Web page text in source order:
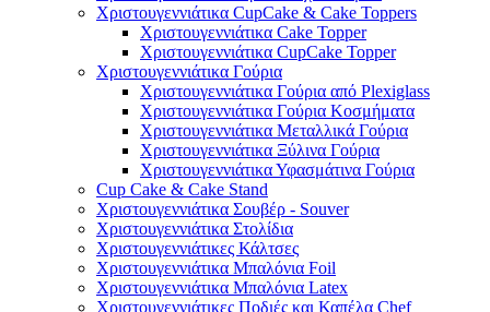
Χριστουγεννιάτικα CupCake & Cake Toppers
Χριστουγεννιάτικα Cake Topper
Χριστουγεννιάτικα CupCake Topper
Χριστουγεννιάτικα Γούρια
Χριστουγεννιάτικα Γούρια από Plexiglass
Χριστουγεννιάτικα Γούρια Κοσμήματα
Χριστουγεννιάτικα Μεταλλικά Γούρια
Χριστουγεννιάτικα Ξύλινα Γούρια
Χριστουγεννιάτικα Υφασμάτινα Γούρια
Cup Cake & Cake Stand
Χριστουγεννιάτικα Σουβέρ - Souver
Χριστουγεννιάτικα Στολίδια
Χριστουγεννιάτικες Κάλτσες
Χριστουγεννιάτικα Μπαλόνια Foil
Χριστουγεννιάτικα Μπαλόνια Latex
Χριστουγεννιάτικες Ποδιές και Καπέλα Chef